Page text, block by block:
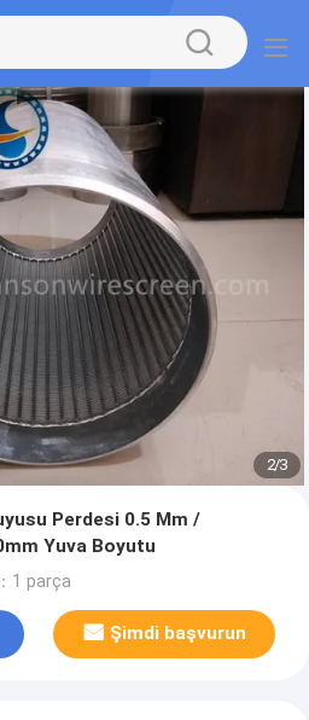
2/3
Perdesi 0.5 Mm /
Yuva Boyutu
1 parça
Şimdi başvurun